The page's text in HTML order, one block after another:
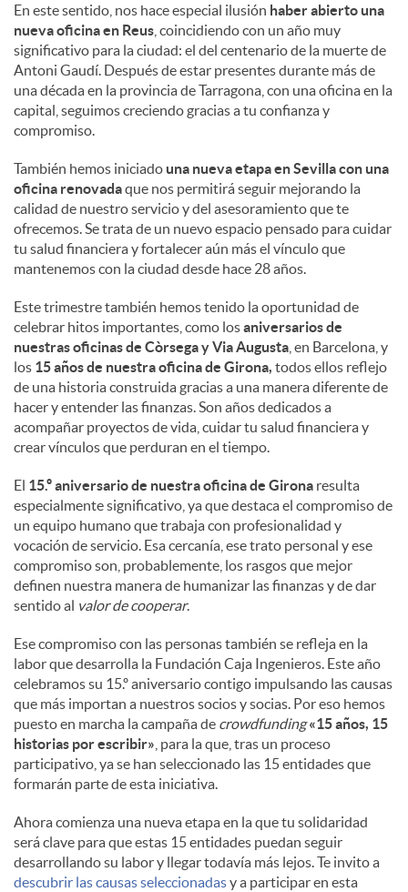
En este sentido, nos hace especial ilusión haber abierto una
nueva oficina en Reus , coincidiendo con un año muy
significativo para la ciudad: el del centenario de la muerte de
Antoni Gaudí. Después de estar presentes durante más de
una década en la provincia de Tarragona, con una oficina en la
capital, seguimos creciendo gracias a tu confianza y
compromiso.
También hemos iniciado una nueva etapa en Sevilla con una
oficina renovadaque nos permitirá seguir mejorando la
calidad de nuestro servicio y del asesoramiento que te
ofrecemos. Se trata de un nuevo espacio pensado para cuidar
tu salud financiera y fortalecer aún más el vínculo que
mantenemos con la ciudad desde hace 28 años.
Este trimestre también hemos tenido la oportunidad de
celebrar hitos importantes, como losaniversarios de
nuestras oficinas de Còrsega y Via Augusta , en Barcelona, y
los 15 años de nuestra oficina de Girona, todos ellos reflejo
de una historia construida gracias a una manera diferente de
hacer y entender las finanzas. Son años dedicados a
acompañar proyectos de vida, cuidar tu salud financiera y
crear vínculos que perduran en el tiempo.
El 15.º aniversario de nuestra oficina de Girona resulta
especialmente significativo, ya que destaca el compromiso de
un equipo humano que trabaja con profesionalidad y
vocación de servicio. Esa cercanía, ese trato personal y ese
compromiso son, probablemente, los rasgos que mejor
definen nuestra manera de humanizar las finanzas y de dar
sentido al valor de cooperar.
Ese compromiso con las personas también se refleja en la
labor que desarrolla la Fundación Caja Ingenieros. Este año
celebramos su 15.º aniversario contigo impulsando las causas
que más importan a nuestros socios y socias. Por eso hemos
puesto en marcha la campaña de crowdfunding «15 años, 15
historias por escribir» , para la que, tras un proceso
participativo, ya se han seleccionado las 15 entidades que
formarán parte de esta iniciativa.
Ahora comienza una nueva etapa en la que tu solidaridad
será clave para que estas 15 entidades puedan seguir
desarrollando su labor y llegar todavía más lejos. Te invito a
descubrir las causas seleccionadasy a participar en esta